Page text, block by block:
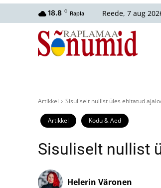
18.8 C Rapla Reede, 7 aug
Artikkel Sisuliselt nullist üles ehitatud
Artikkel Kodu & Aed
Sisuliselt nullist
Helerin Väronen